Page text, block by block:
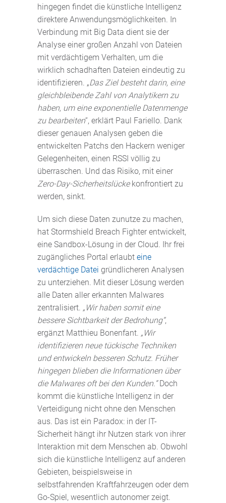
hingegen findet die künstliche Intelligenz
direktere Anwendungsmöglichkeiten. In
Verbindung mit Big Data dient sie der
Analyse einer großen Anzahl von Dateien
mit verdächtigem Verhalten, um die
wirklich schadhaften Dateien eindeutig zu
identifizieren. „Das Ziel besteht darin, eine
gleichbleibende Zahl von Analytikern zu
haben, um eine exponentielle Datenmenge
zu bearbeiten“, erklärt Paul Fariello. Dank
dieser genauen Analysen geben die
entwickelten Patchs den Hackern weniger
Gelegenheiten, einen RSSI völlig zu
überraschen. Und das Risiko, mit einer
Zero-Day-Sicherheitslückekonfrontiert zu
werden, sinkt.
Um sich diese Daten zunutze zu machen,
hat Stormshield Breach Fighter entwickelt,
eine Sandbox-Lösung in der Cloud. Ihr frei
zugängliches Portal erlaubt eine
verdächtige Datei gründlicheren Analysen
zu unterziehen. Mit dieser Lösung werden
alle Daten aller erkannten Malwares
zentralisiert. „Wir haben somit eine
bessere Sichtbarkeit der Bedrohung“,
ergänzt Matthieu Bonenfant. „Wir
identifizieren neue tückische Techniken
und entwickeln besseren Schutz. Früher
hingegen blieben die Informationen über
die Malwares oft bei den Kunden.“Doch
kommt die künstliche Intelligenz in der
Verteidigung nicht ohne den Menschen
aus. Das ist ein Paradox: in der IT-
Sicherheit hängt ihr Nutzen stark von ihrer
Interaktion mit dem Menschen ab. Obwohl
sich die künstliche Intelligenz auf anderen
Gebieten, beispielsweise in
selbstfahrenden Kraftfahrzeugen oder dem
Go-Spiel, wesentlich autonomer zeigt.